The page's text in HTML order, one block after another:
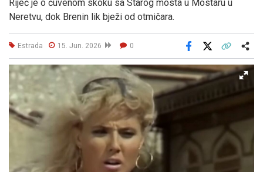
Riječ je o čuvenom skoku sa Starog mosta u Mostaru u
Neretvu, dok Brenin lik bježi od otmičara.
Estrada 15. Jun. 2026 0
Facebook